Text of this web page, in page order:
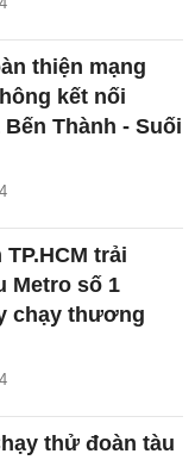
thiện mạng
kết nối
Thành - Suối
trải
Metro số 1
chạy thương
thử đoàn tàu